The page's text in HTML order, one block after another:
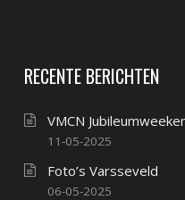
RECENTE BERICHTEN
VMCN
11-05-2025
Foto’s Varsseveld
06-05-2025